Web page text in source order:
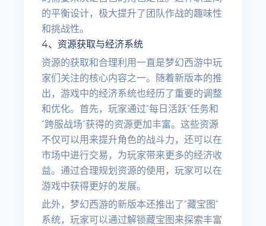
的平衡设计，极大提升了团队作战的趣味性
和挑战性。
4、资源获取与经济系统
资源的获取和合理利用一直是梦幻西游中玩
家们关注的核心内容之一。随着新版本的推
出，游戏中的经济系统也经历了重要的调整
和优化。首先，玩家通过“每日活跃”任务和
“跨服战场”获得的资源更加丰富。这些资源
不仅可以用来提升角色的战斗力，还可以在
市场中进行交易，为玩家带来更多的经济收
益。通过合理规划资源的使用，玩家可以在
游戏中获得更好的发展。
此外，梦幻西游的新版本还推出了“藏宝图”
系统，玩家可以通过解锁藏宝图来探索丰富